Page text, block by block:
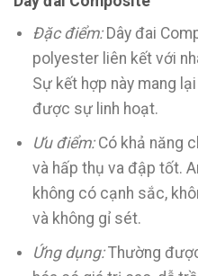
Đặc điểm:Dây đai
polyester liên kết với
Sự kết hợp này mang
được sự linh hoạt.
Ưu điểm:Có khả năng
và hấp thụ va đập tốt.
không có cạnh sắc,
và không gỉ sét.
Ứng dụng:Thường